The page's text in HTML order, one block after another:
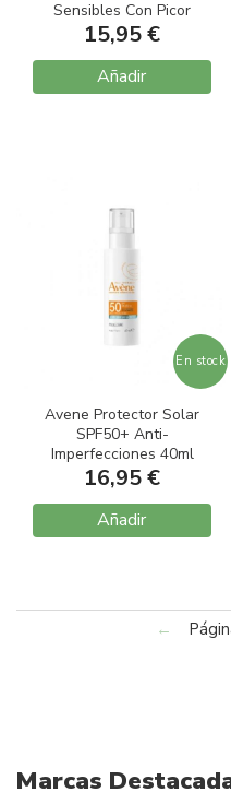
Sensibles Con Picor
400ml
15,95 €
Añadir
En stock
Avene Protector Solar
SPF50+ Anti-
Imperfecciones 40ml
16,95 €
Añadir
←
Marcas